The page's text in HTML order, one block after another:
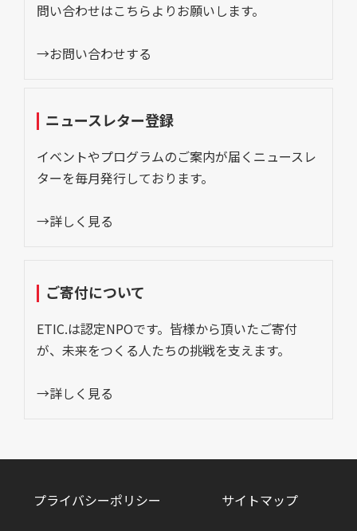
問い合わせはこちらよりお願いします。
→お問い合わせする
ニュースレター登録
イベントやプログラムのご案内が届くニュースレ
ターを毎月発行しております。
→詳しく見る
ご寄付について
ETIC.は認定NPOです。皆様から頂いたご寄付
が、未来をつくる人たちの挑戦を支えます。
→詳しく見る
プライバシーポリシー サイトマップ